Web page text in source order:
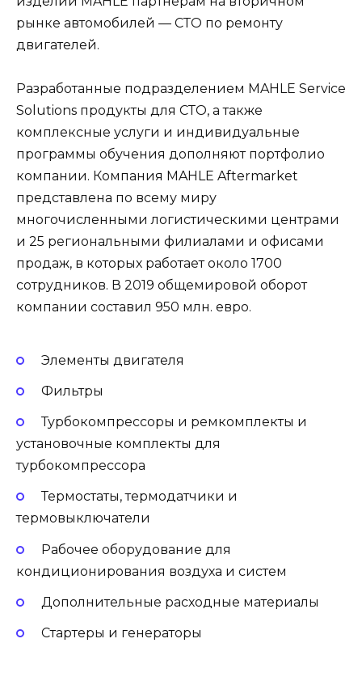
рынке автомобилей — СТО по ремонту
двигателей.
Разработанные подразделением MAHLE Service
Solutions продукты для СТО, а также
комплексные услуги и индивидуальные
программы обучения дополняют портфолио
компании. Компания MAHLE Aftermarket
представлена по всему миру
многочисленными логистическими центрами
и 25 региональными филиалами и офисами
продаж, в которых работает около 1700
сотрудников. В 2019 общемировой оборот
компании составил 950 млн. евро.
Элементы двигателя
Фильтры
Турбокомпрессоры и ремкомплекты и
установочные комплекты для
турбокомпрессора
Термостаты, термодатчики и
термовыключатели
Рабочее оборудование для
кондиционирования воздуха и систем
Дополнительные расходные материалы
Стартеры и генераторы